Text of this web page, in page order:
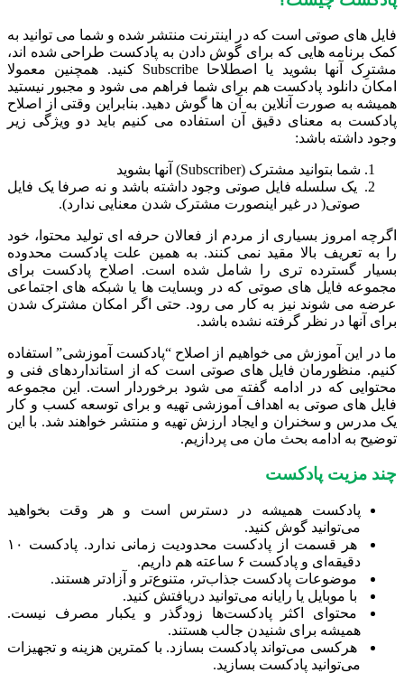
فایل های صوتی است که در اینترنت منتشر شده و شما می توانید به
کمک برنامه هایی که برای گوش دادن به پادکست طراحی شده اند،
مشترِک آنها بشوید یا اصطلاحا Subscribe کنید. همچنین معمولا
امکان دانلود پادکست هم برای شما فراهم می شود و مجبور نیستید
همیشه به صورت آنلاین به آن ها گوش دهید. بنابراین وقتی از اصلاح
پادکست به معنای دقیق آن استفاده می کنیم باید دو ویژگی زیر
وجود داشته باشد:
شما بتوانید مشترک (Subscriber) آنها بشوید
یک سلسله فایل صوتی وجود داشته باشد و نه صرفا یک فایل
صوتی( در غیر اینصورت مشترک شدن معنایی ندارد).
اگرچه امروز بسیاری از مردم از فعالان حرفه ای تولید محتوا، خود
را به تعریف بالا مقید نمی کنند. به همین علت پادکست محدوده
بسیار گسترده تری را شامل شده است. اصلاح پادکست برای
مجموعه فایل های صوتی که در وبسایت ها یا شبکه های اجتماعی
عرضه می شوند نیز به کار می رود. حتی اگر امکان مشترک شدن
برای آنها در نظر گرفته نشده باشد.
ما در این آموزش می خواهیم از اصلاح “پادکست آموزشی” استفاده
کنیم. منظورمان فایل های صوتی است که از استانداردهای فنی و
محتوایی که در ادامه گفته می شود برخوردار است. این مجموعه
فایل های صوتی به اهداف آموزشی تهیه و برای توسعه کسب و کار
یک مدرس و سخنران و ایجاد ارزش تهیه و منتشر خواهند شد. با این
توضیح به ادامه بحث مان می پردازیم.
چند مزیت پادکست
پادکست همیشه در دسترس است و هر وقت بخواهید
می‌‌توانید گوش کنید.
هر قسمت از پادکست محدودیت زمانی ندارد. پادکست ۱۰
دقیقه‌ای و پادکست ۶ ساعته هم داریم.
موضوعات پادکست‌ جذاب‌تر، متنوع‌تر و آزادتر هستند.
با موبایل یا رایانه می‌توانید دریافتش کنید.
محتوای اکثر پادکست‌ها زودگذر و یکبار مصرف نیست.
همیشه برای شنیدن جالب هستند.
هرکسی می‌تواند پادکست بسازد. با کمترین هزینه و تجهیزات
می‌توانید پادکست بسازید.